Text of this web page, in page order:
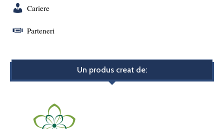
Cariere
Parteneri
Un produs creat de: